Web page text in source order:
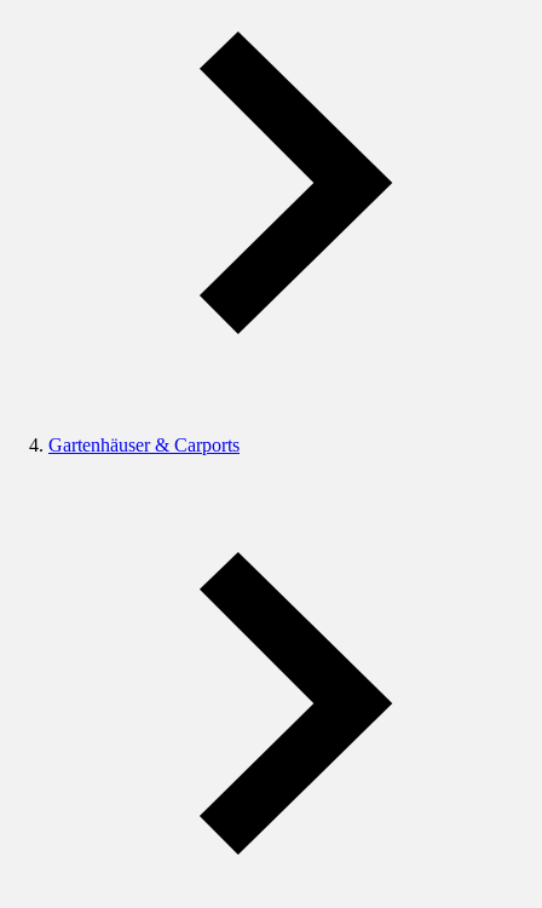
Gartenhäuser & Carports